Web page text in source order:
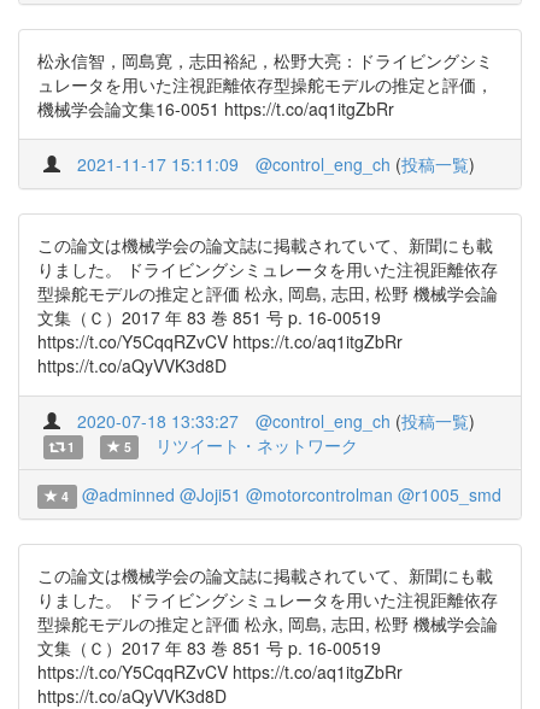
松永信智，岡島寛，志田裕紀，松野大亮：ドライビングシミ
ュレータを用いた注視距離依存型操舵モデルの推定と評価，
機械学会論文集16-0051 https://t.co/aq1itgZbRr
2021-11-17 15:11:09 @control_eng_ch (投稿一覧)
この論文は機械学会の論文誌に掲載されていて、新聞にも載
りました。 ドライビングシミュレータを用いた注視距離依存
型操舵モデルの推定と評価 松永, 岡島, 志田, 松野 機械学会論
文集（Ｃ）2017 年 83 巻 851 号 p. 16-00519
https://t.co/Y5CqqRZvCV https://t.co/aq1itgZbRr
https://t.co/aQyVVK3d8D
2020-07-18 13:33:27 @control_eng_ch (投稿一覧)
1 5 リツイート・ネットワーク
4 @adminned @Joji51 @motorcontrolman @r1005_smd
この論文は機械学会の論文誌に掲載されていて、新聞にも載
りました。 ドライビングシミュレータを用いた注視距離依存
型操舵モデルの推定と評価 松永, 岡島, 志田, 松野 機械学会論
文集（Ｃ）2017 年 83 巻 851 号 p. 16-00519
https://t.co/Y5CqqRZvCV https://t.co/aq1itgZbRr
https://t.co/aQyVVK3d8D